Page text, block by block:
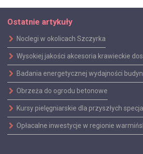
Ostatnie artykuły
Noclegi w okolicach Szczyrka
Wysokiej jakości akcesoria krawieckie
Badania energetycznej wydajności
Obrzeża do ogrodu betonowe
Kursy pielęgniarskie dla przyszłych
Opłacalne inwestycje w regionie